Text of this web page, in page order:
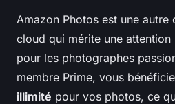
Amazon Photos est une autre
cloud qui mérite une
pour les photographes
membre Prime, vous
illimité pour vos photos, ce